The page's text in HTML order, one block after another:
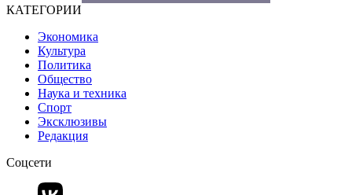
КАТЕГОРИИ
Экономика
Культура
Политика
Общество
Наука и техника
Спорт
Эксклюзивы
Редакция
Соцсети